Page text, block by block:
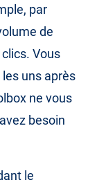
par
de
Vous
uns après
ne vous
besoin
le